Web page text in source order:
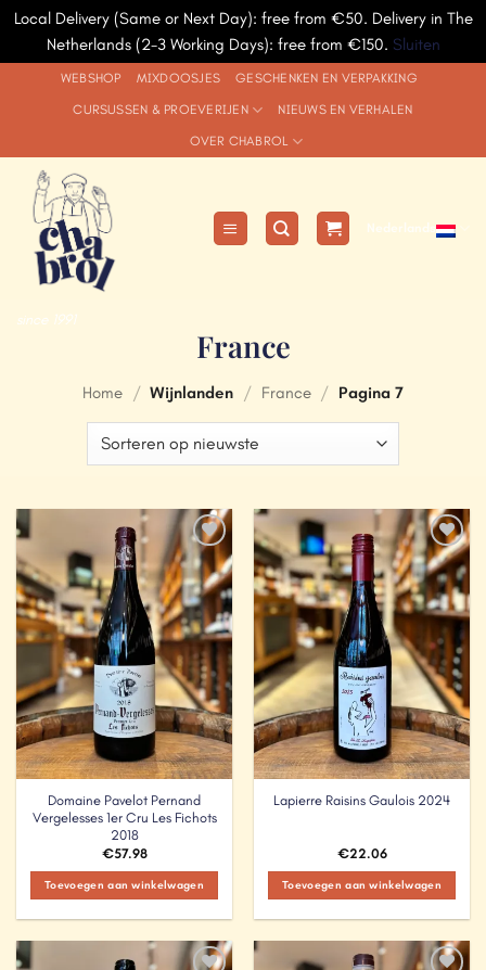
Local Delivery (Same or Next Day): free from €50. Delivery in The
Netherlands (2-3 Working Days): free from €150. Sluiten
WEBSHOP MIXDOOSJES GESCHENKEN EN VERPAKKING
CURSUSSEN & PROEVERIJEN NIEUWS EN VERHALEN
OVER CHABROL
since 1991
Nederlands
France
Home / Wijnlanden / France / Pagina 7
Add to
Wishlist
Domaine Pavelot Pernand
Vergelesses 1er Cru Les Fichots
2018
€57.98
Toevoegen aan winkelwagen
Add to
Wishlist
Lapierre Raisins Gaulois 2024
€22.06
Toevoegen aan winkelwagen